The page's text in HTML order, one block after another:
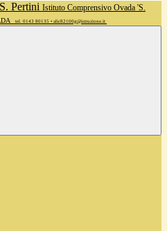
Istituto Comprensivo Ovada 'S.
tel. 0143 80135 • alic82100g@istruzione.it